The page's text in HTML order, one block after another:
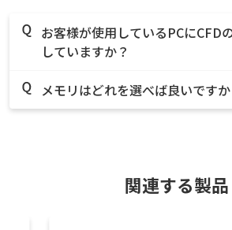
お客様が使用しているPCにCFD
していますか？
メモリはどれを選べば良いですか
関連する製品